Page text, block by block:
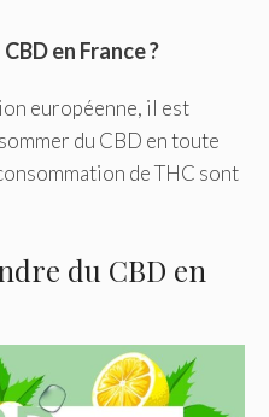
en France ?
européenne, il est
du CBD en toute
de THC sont
du CBD en